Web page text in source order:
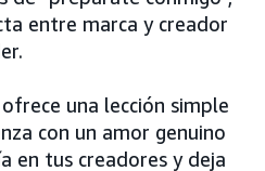
entre marca y creador
una lección simple
con un amor genuino
en tus creadores y deja